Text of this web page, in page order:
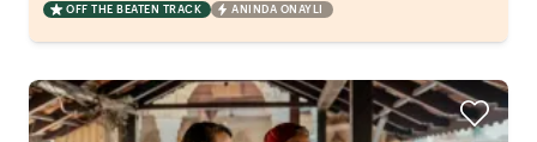
OFF THE BEATEN TRACK ANINDA ONAYLI